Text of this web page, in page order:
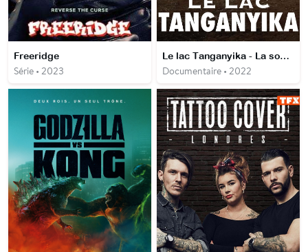
Freeridge
Série • 2023
Le lac Tanganyika - La source de vie de l'Afrique
Documentaire • 2022